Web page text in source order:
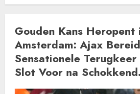
Gouden Kans Heropent
Amsterdam: Ajax
Sensationele
Slot Voor na